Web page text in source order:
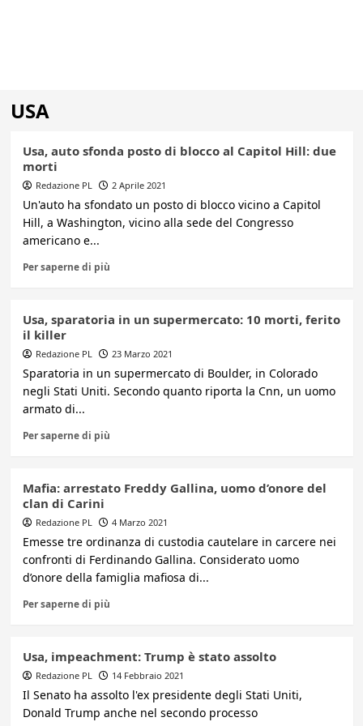
USA
Usa, auto sfonda posto di blocco al Capitol Hill: due
morti
Redazione PL 2 Aprile 2021
Un'auto ha sfondato un posto di blocco vicino a Capitol
Hill, a Washington, vicino alla sede del Congresso
americano e...
Per saperne di più
Usa, sparatoria in un supermercato: 10 morti, ferito
il killer
Redazione PL 23 Marzo 2021
Sparatoria in un supermercato di Boulder, in Colorado
negli Stati Uniti. Secondo quanto riporta la Cnn, un uomo
armato di...
Per saperne di più
Mafia: arrestato Freddy Gallina, uomo d’onore del
clan di Carini
Redazione PL 4 Marzo 2021
Emesse tre ordinanza di custodia cautelare in carcere nei
confronti di Ferdinando Gallina. Considerato uomo
d’onore della famiglia mafiosa di...
Per saperne di più
Usa, impeachment: Trump è stato assolto
Redazione PL 14 Febbraio 2021
Il Senato ha assolto l'ex presidente degli Stati Uniti,
Donald Trump anche nel secondo processo